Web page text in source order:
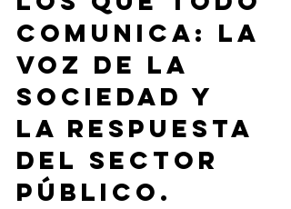
comunica: la
voz de la
sociedad y
la respuesta
del sector
público.